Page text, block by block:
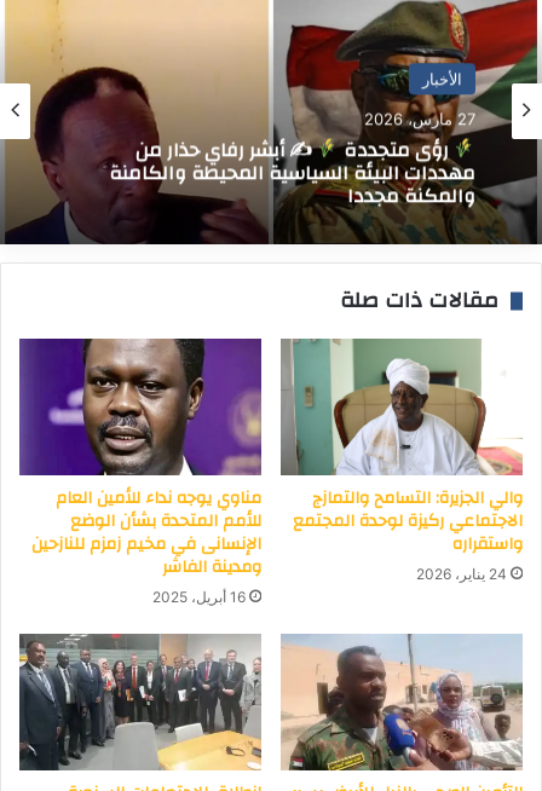
الأخبار
27 مارس، 2026
رؤى متجددة ✍ أبشر رفاي حذار من
مهددات البيئة السياسية المحيطة والكامنة
والمكنة مجددا
الأخبار المحلية
25 مارس، 2026
مجلس البيئة يكشف عن موقف تقارير نقل
النفايات بالمحطات الوسيطة والمرادم وخدمة 95
مؤسسه علاجية لنقل ومعالجة النفايات الطبية
الخرطوم : المسار نيوز
مقالات ذات صلة
والي الجزيرة: التسامح والتمازج
الاجتماعي ركيزة لوحدة المجتمع
واستقراره
24 يناير، 2026
مناوي يوجه نداء للأمين العام
للأمم المتحدة بشأن الوضع
الإنسانى في مخيم زمزم للنازحين
ومدينة الفاشر
16 أبريل، 2025